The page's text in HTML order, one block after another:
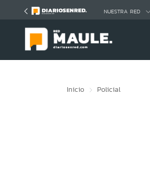
NUESTRA RED
Inicio Policial